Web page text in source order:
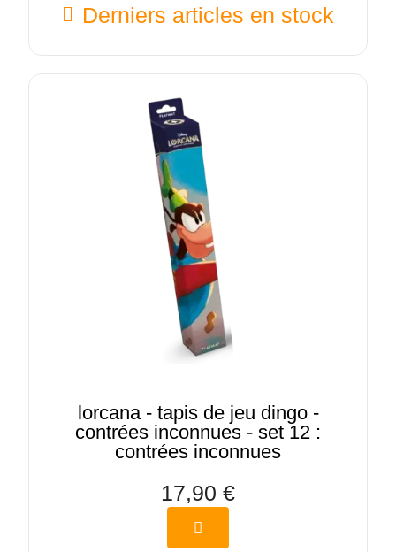
Derniers articles en stock
lorcana - tapis de jeu dingo -
contrées inconnues - set 12 :
contrées inconnues
17,90 €